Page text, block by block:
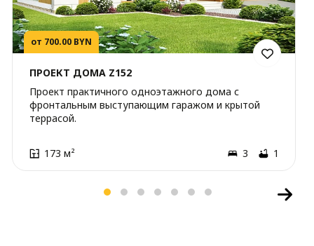
от 700.00 BYN
ПРОЕКТ ДОМА Z152
Проект практичного одноэтажного дома с
фронтальным выступающим гаражом и крытой
террасой.
173 м² 3 1